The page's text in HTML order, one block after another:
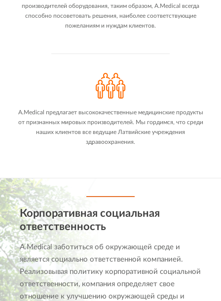
производителей оборудования, таким образом, A.Medical всегда
способно посоветовать решения, наиболее соответствующие
пожеланиям и нуждам клиентов.
A.Medical предлагает высококачественные медицинские продукты
от признанных мировых производителей. Мы гордимся, что среди
наших клиентов все ведущие Латвийские учреждения
здравоохранения.
Корпоративная социальная
ответственность
A.Medical заботиться об окружающей среде и
является социально ответственной компанией.
Реализовывая политику корпоративной социальной
ответственности, компания определяет свое
отношение к улучшению окружающей среды и